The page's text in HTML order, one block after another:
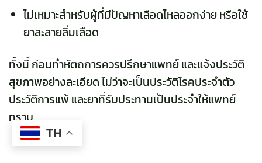
ไม่เหมาะสำหรับผู้ที่มีปัญหาเลือดไหลออกง่าย หรือใช้
ยาละลายลิ่มเลือด
ทั้งนี้ ก่อนทำหัตถการควรปรึกษาแพทย์ และแจ้งประวัติ
สุขภาพอย่างละเอียด ไม่ว่าจะเป็นประวัติโรคประจำตัว
ประวัติการแพ้ และยาที่รับประทานเป็นประจำให้แพทย์
ทราบ
TH